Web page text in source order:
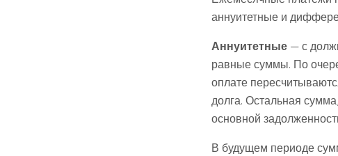
аннуитетные и
Аннуитетные — с
равные суммы. По
оплате
долга. Остальная
основной
В будущем периоде